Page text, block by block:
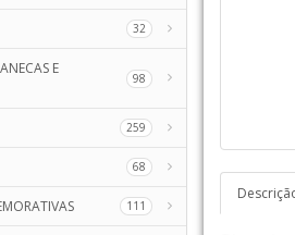
32
E
98
259
68
111